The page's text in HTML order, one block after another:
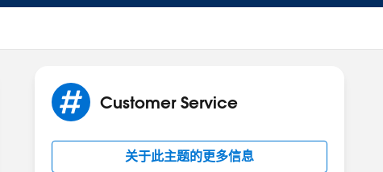
Customer Service
关于此主题的更多信息